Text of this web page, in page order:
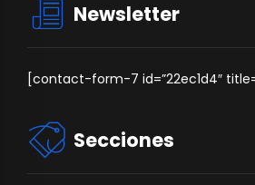
Newsletter
[contact-form-7 id=”22ec1d4″
Secciones